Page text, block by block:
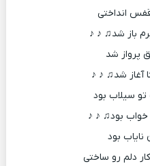
انداختی
باز شد♫ ♪ ♪
پرواز شد
آغاز شد♫ ♪ ♪
سیلاب بود
بود♫ ♪ ♪
نایاب بود
دلم رو ساختی